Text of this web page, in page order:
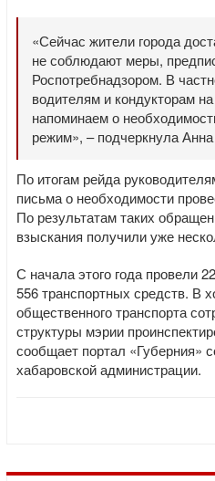
«Сейчас жители города
не соблюдают меры,
Роспотребнадзором. В
водителям и кондукторам
напоминаем о
режим», – подчеркнула
По итогам рейда
письма о необходимости
По результатам таких
взыскания получили уже
С начала этого года провели
556 транспортных средств. В
общественного транспорта
структуры мэрии
сообщает портал «Губерния»
хабаровской администрации.